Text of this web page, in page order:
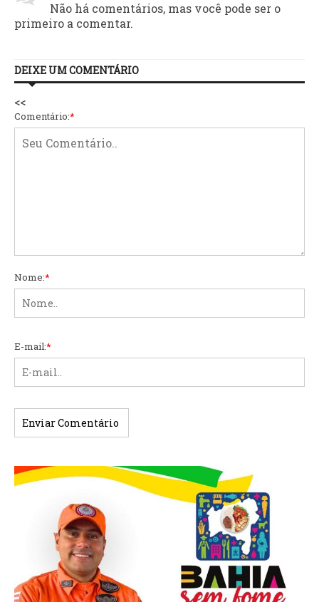
Não há comentários, mas você pode ser o
primeiro a comentar.
DEIXE UM COMENTÁRIO
<<
Comentário:*
Nome:*
E-mail:*